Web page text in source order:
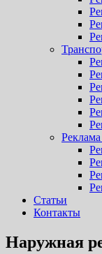
Статьи
Контакты
Наружная